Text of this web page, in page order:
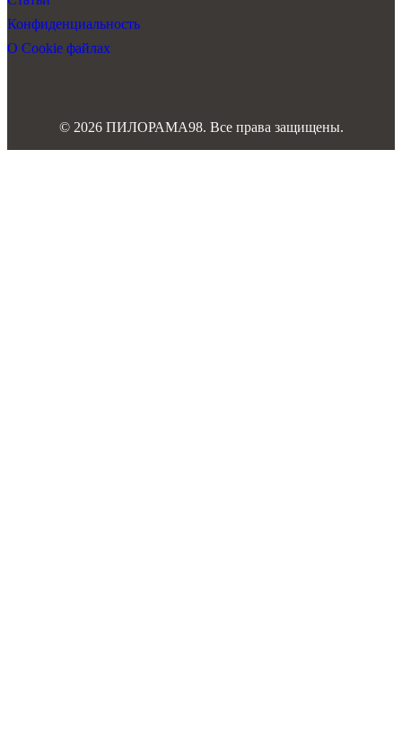
Конфиденциальность
О Cookie файлах
© 2026 ПИЛОРАМА98. Все права защищены.